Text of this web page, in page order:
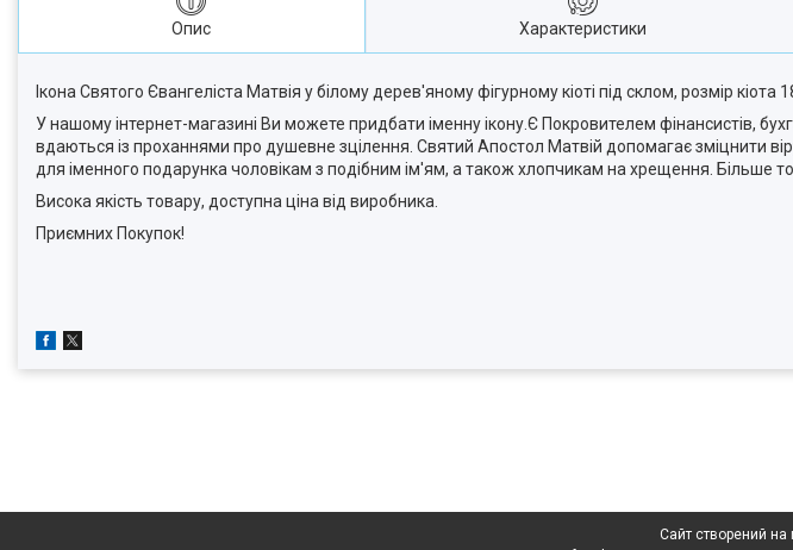
Опис Характеристики
Ікона Святого Євангеліста Матвія у білому дерев'яному фігурному кіоті під склом, розмір
У нашому інтернет-магазині Ви можете придбати іменну ікону.Є Покровителем фінансистів,
вдаються із проханнями про душевне зцілення. Святий Апостол Матвій допомагає зміцнити
для іменного подарунка чоловікам з подібним ім'ям, а також хлопчикам на хрещення. Більше
Висока якість товару, доступна ціна від виробника.
Приємних Покупок!
Сайт створений на